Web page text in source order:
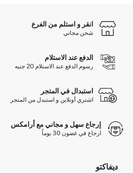
انقر و استلم من الفرع
شحن مجاني
الدفع عند الاستلام
رسوم الدفع عند الاستلام 20 جنيه
استبدال في المتجر
اشتري أونلاين و استبدل من المتجر
إرجاع سهل و مجاني مع أرامكس
ارجاع في غضون 30 يوماً
ديفاكتو